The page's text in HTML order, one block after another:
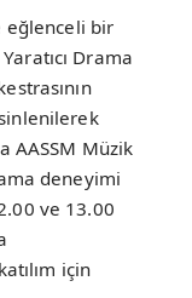
eğlenceli bir
Drama
AASSM Müzik
deneyimi
ve 13.00
için